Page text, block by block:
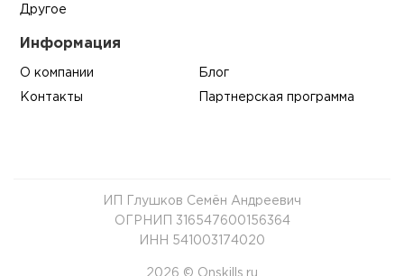
Другое
Информация
О компании Блог
Контакты Партнерская программа
ИП Глушков Семён Андреевич
ОГРНИП 316547600156364
ИНН 541003174020
2026 © Onskills.ru